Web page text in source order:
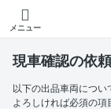
メニュー
現車確認の依頼
以下の出品車両につい
よろしければ必須の項